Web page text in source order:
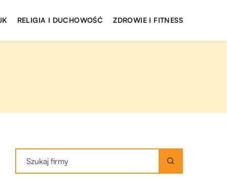
RELIGIA I DUCHOWOŚĆ ZDROWIE I FITNESS